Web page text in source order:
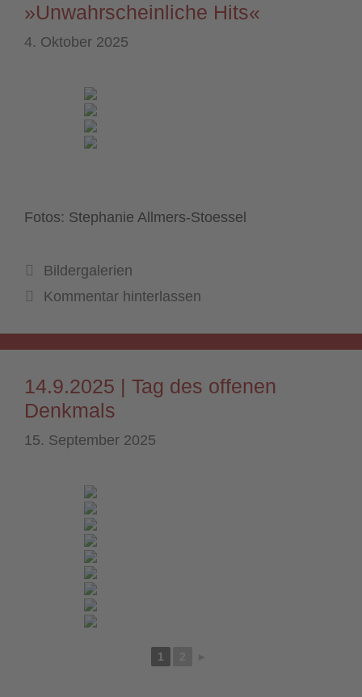
»Unwahrscheinliche Hits«
4. Oktober 2025
Fotos: Stephanie Allmers-Stoessel
Kategorien
Bildergalerien
Kommentar hinterlassen
14.9.2025 | Tag des offenen
Denkmals
15. September 2025
1